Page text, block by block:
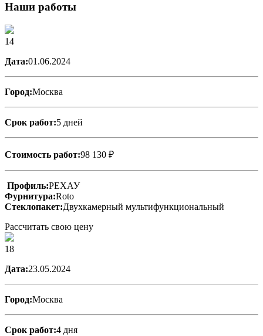
Наши работы
14
Дата:01.06.2024
Город:Москва
Срок работ:5 дней
Стоимость работ:98 130 ₽
Профиль:РЕХАУ
Фурнитура:Roto
Стеклопакет:Двухкамерный мультифункциональный
Рассчитать свою цену
18
Дата:23.05.2024
Город:Москва
Срок работ:4 дня